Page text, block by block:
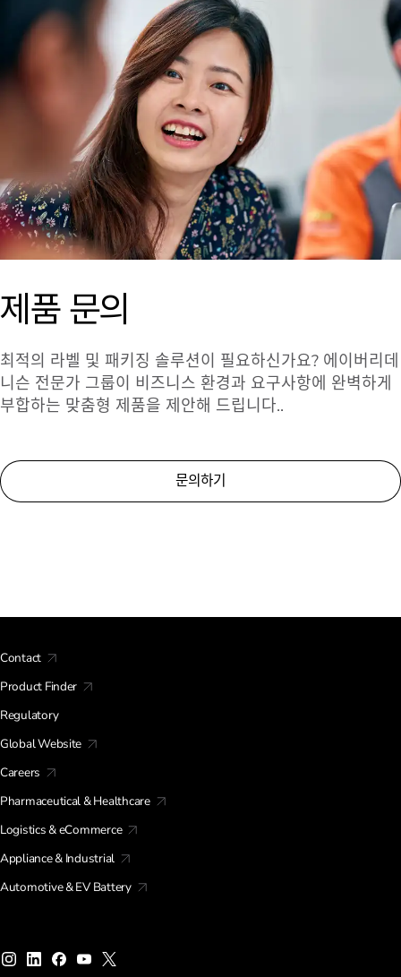
제품 문의
최적의 라벨 및 패키징 솔루션이 필요하신가요? 에이버리데
니슨 전문가 그룹이 비즈니스 환경과 요구사항에 완벽하게
부합하는 맞춤형 제품을 제안해 드립니다..
문의하기
Contact
Product Finder
Regulatory
Global Website
Careers
Pharmaceutical & Healthcare
Logistics & eCommerce
Appliance & Industrial
Automotive & EV Battery